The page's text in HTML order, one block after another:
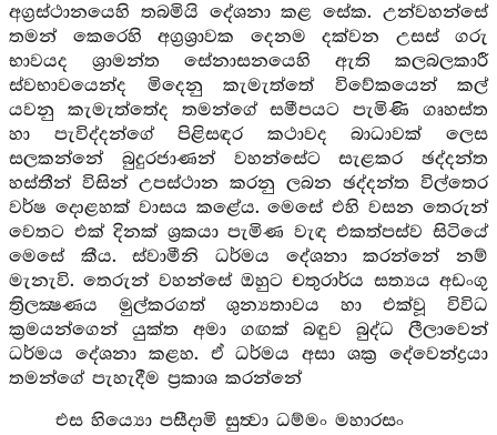
අග්‍රස්ථානයෙහි තබමියි දේශනා කළ සේක. උන්වහන්සේ
තමන් කෙරෙහි අග්‍රශ්‍රාවක දෙනම දක්වන උසස් ගරු
භාවයද ශ්‍රාමන්ත සේනාසනයෙහි ඇති කලබලකාරී
ස්වභාවයෙන්ද මිදෙනු කැමැත්තේ විවේකයෙන් කල්
යවනු කැමැත්තේද තමන්ගේ සමීපයට පැමිණි ගෘහස්ත
හා පැවිද්දන්ගේ පිළිසඳර කථාවද බාධාවක් ලෙස
සලකන්නේ බුදුරජාණන් වහන්සේට සැළකර ඡද්දන්ත
හස්තීන් විසින් උපස්ථාන කරනු ලබන ඡද්දන්ත විල්තෙර
වර්ෂ දොළහක් වාසය කළේය. මෙසේ එහි වසන තෙරුන්
වෙතට එක් දිනක් ශ්‍රකයා පැමිණ වැඳ එකත්පස්ව සිටියේ
මෙසේ කීය. ස්වාමීනි ධර්මය දේශනා කරන්නේ නම්
මැනැවි. තෙරුන් වහන්සේ ඔහුට චතුරාර්ය සත්‍යය අඩංගු
ත්‍රිලක්‍ෂණය මුල්කරගත් ශුන්‍යතාවය හා එක්වූ විවිධ
ක්‍රමයන්ගෙන් යුක්ත අමා ගඟක් බඳුව බුද්ධ ලීලාවෙන්
ධර්මය දේශනා කළහ. ඒ ධර්මය අසා ශක්‍ර දේවෙන්ද්‍රයා
තමන්ගේ පැහැදීම ප්‍රකාශ කරන්නේ
එස හිය්‍යො පසීදාමි සුත්‍වා ධම්මං මහාරසං